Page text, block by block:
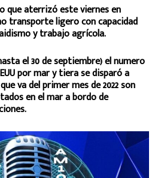
que aterrizó este viernes en
transporte ligero con capacidad
y trabajo agrícola.
el 30 de septiembre) el numero
por mar y tiera se disparó a
va del primer mes de 2022 son
en el mar a bordo de